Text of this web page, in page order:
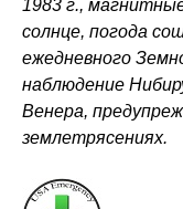
1983 г.,
солнце, погода
ежедневного
наблюдение
Венера,
землетрясениях.